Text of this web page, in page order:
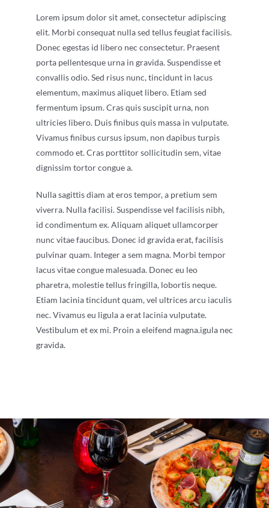
Lorem ipsum dolor sit amet, consectetur adipiscing
elit. Morbi consequat nulla sed tellus feugiat facilisis.
Donec egestas id libero nec consectetur. Praesent
porta pellentesque urna in gravida. Suspendisse et
convallis odio. Sed risus nunc, tincidunt in lacus
elementum, maximus aliquet libero. Etiam sed
fermentum ipsum. Cras quis suscipit urna, non
ultricies libero. Duis finibus quis massa in vulputate.
Vivamus finibus cursus ipsum, non dapibus turpis
commodo et. Cras porttitor sollicitudin sem, vitae
dignissim tortor congue a.
Nulla sagittis diam at eros tempor, a pretium sem
viverra. Nulla facilisi. Suspendisse vel facilisis nibh,
id condimentum ex. Aliquam aliquet ullamcorper
nunc vitae faucibus. Donec id gravida erat, facilisis
pulvinar quam. Integer a sem magna. Morbi tempor
lacus vitae congue malesuada. Donec eu leo
pharetra, molestie tellus fringilla, lobortis neque.
Etiam lacinia tincidunt quam, vel ultrices arcu iaculis
nec. Vivamus eu ligula a erat lacinia vulputate.
Vestibulum et ex mi. Proin a eleifend magna.igula nec
gravida.